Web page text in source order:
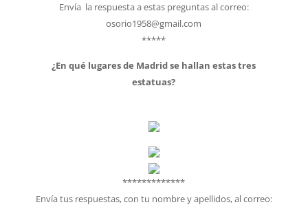
Envía la respuesta a estas preguntas al correo:
osorio1958@gmail.com
*****
¿En qué lugares de Madrid se hallan estas tres
estatuas?
*************
Envía tus respuestas, con tu nombre y apellidos, al correo: